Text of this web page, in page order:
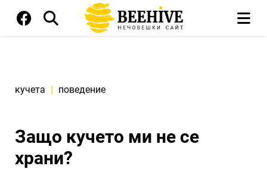
кучета | поведение
Защо кучето ми не се
храни?